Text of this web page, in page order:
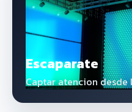
Escaparate
Captar atencion